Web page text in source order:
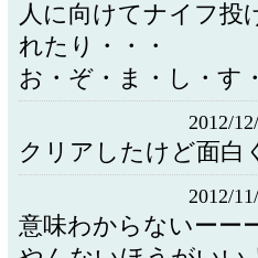
人に向けてナイフ投
れたり・・・
お・ぞ・ま・し・す
2012/
クリアしたけど面白
2012/
意味わからないーー